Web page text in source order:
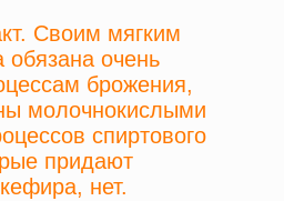
Своим мягким
обязана очень
брожения,
молочнокислыми
спиртового
придают
нет.